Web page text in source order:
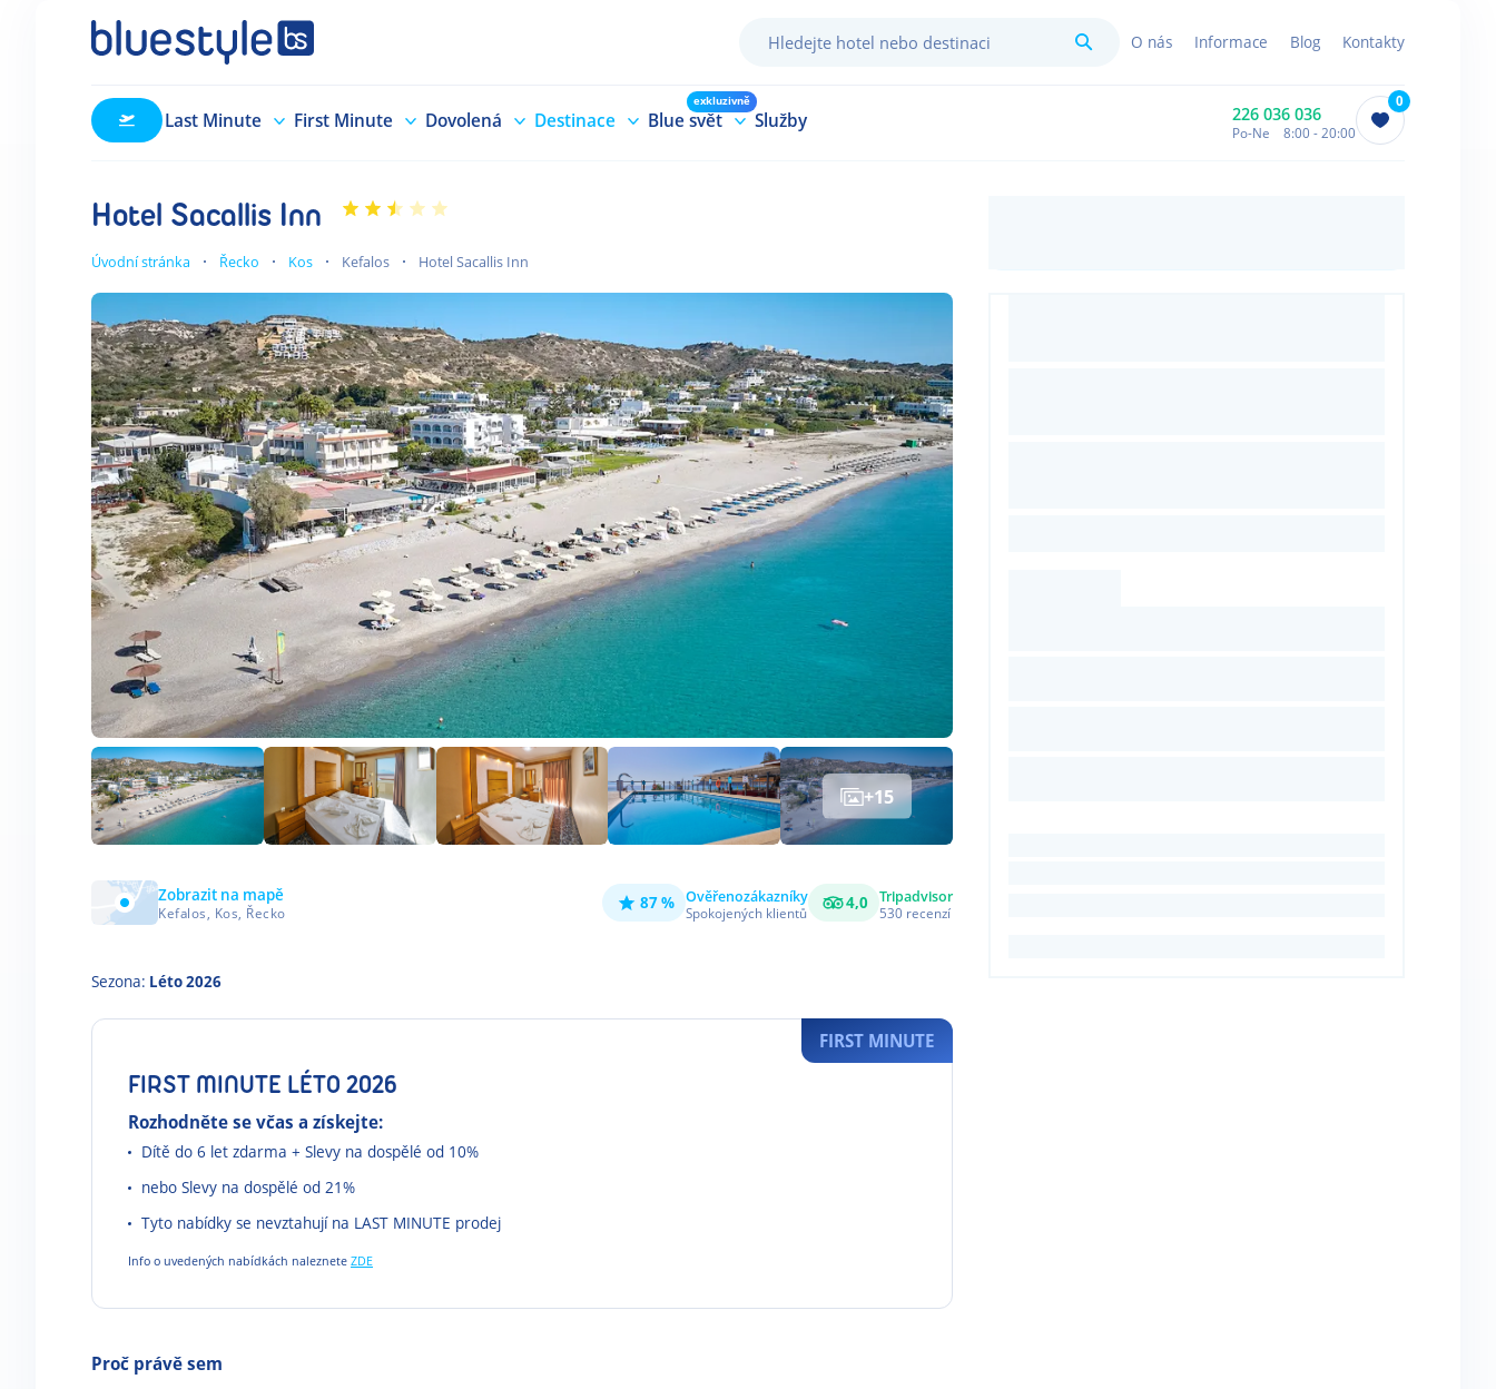
HledatO nás Informace Blog Kontakty
Last Minute First Minute Dovolená Destinace Blue svět
exkluzivně
Služby 226 036 036
Po-Ne 8:00 - 20:00
0
Hotel Sacallis Inn
Úvodní stránka Řecko Kos Kefalos Hotel Sacallis Inn
+15
Zobrazit na mapě
Kefalos, Kos, Řecko 87 % Ověřenozákazníky
Spokojených klientů 4,0 Tripadvisor
530 recenzí
Sezona: Léto 2026
FIRST MINUTE LÉTO 2026
Rozhodněte se včas a získejte:
Dítě do 6 let zdarma + Slevy na dospělé od 10%
nebo Slevy na dospělé od 21%
Tyto nabídky se nevztahují na LAST MINUTE prodej
Info o uvedených nabídkách naleznete ZDE
FIRST MINUTE
Proč právě sem